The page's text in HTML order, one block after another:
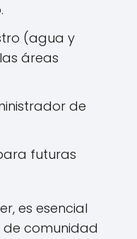
(agua y
áreas
de
futuras
es esencial
de comunidad